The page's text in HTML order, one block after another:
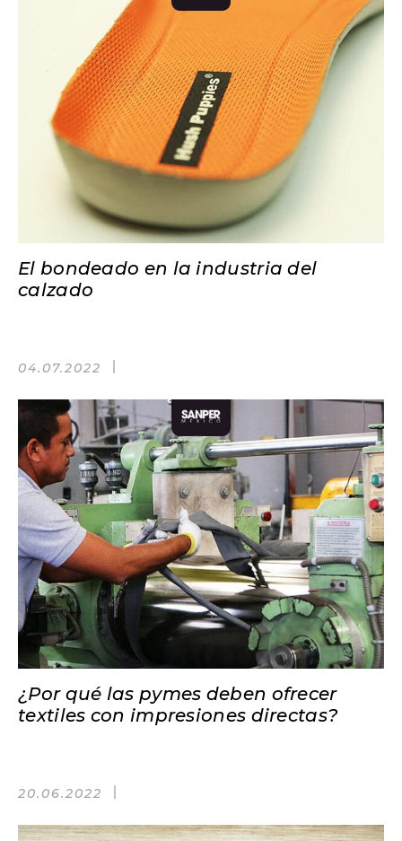
El bondeado en la industria del
calzado
04.07.2022
¿Por qué las pymes deben ofrecer
textiles con impresiones directas?
20.06.2022